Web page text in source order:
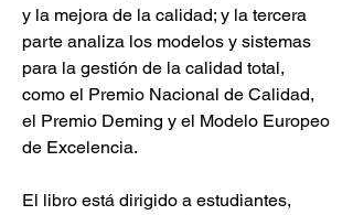
y la mejora de la calidad; y la tercera
parte analiza los modelos y sistemas
para la gestión de la calidad total,
como el Premio Nacional de Calidad,
el Premio Deming y el Modelo Europeo
de Excelencia.
El libro está dirigido a estudiantes,